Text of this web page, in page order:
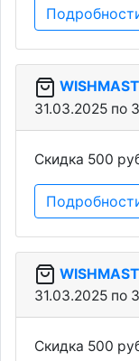
31.03.2025 по
Скидка 500
31.03.2025 по
Скидка 500